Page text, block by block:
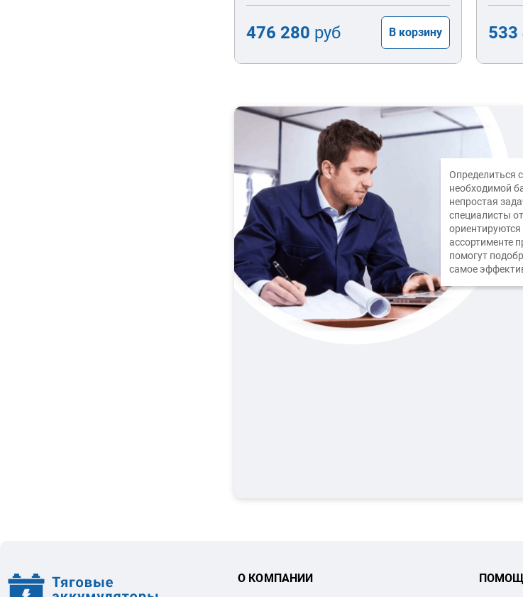
476 280 руб В корзину 533
Определиться
необходимой
непростая
специалисты
ориентируются
ассортименте
помогут
самое
О КОМПАНИИ